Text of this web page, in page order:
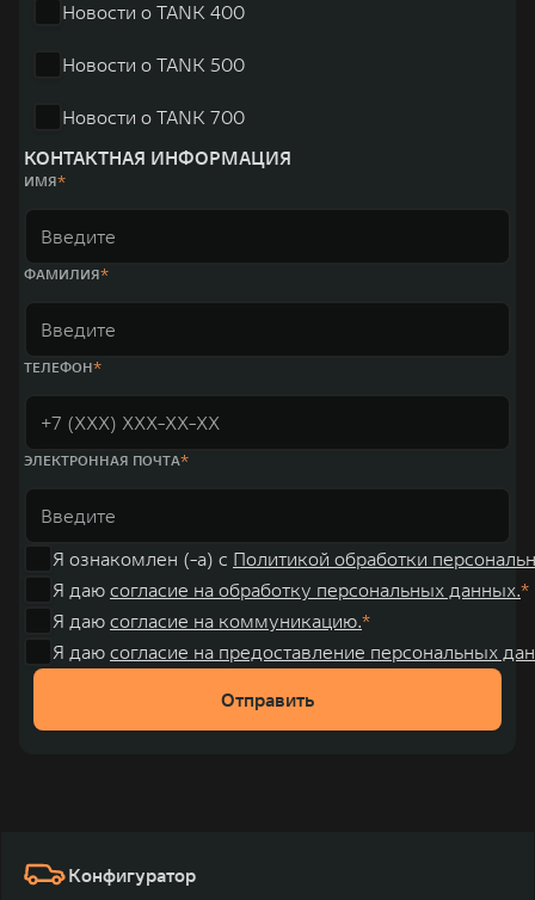
Новости о TANK 400
Новости о TANK 500
Новости о TANK 700
КОНТАКТНАЯ ИНФОРМАЦИЯ
ИМЯ
ФАМИЛИЯ
ТЕЛЕФОН
ЭЛЕКТРОННАЯ ПОЧТА
Я ознакомлен (-а) с Политикой обработки
Я даю согласие на обработку персональных данных.
Я даю согласие на коммуникацию.
Я даю согласие на предоставление персональных
Отправить
Конфигуратор